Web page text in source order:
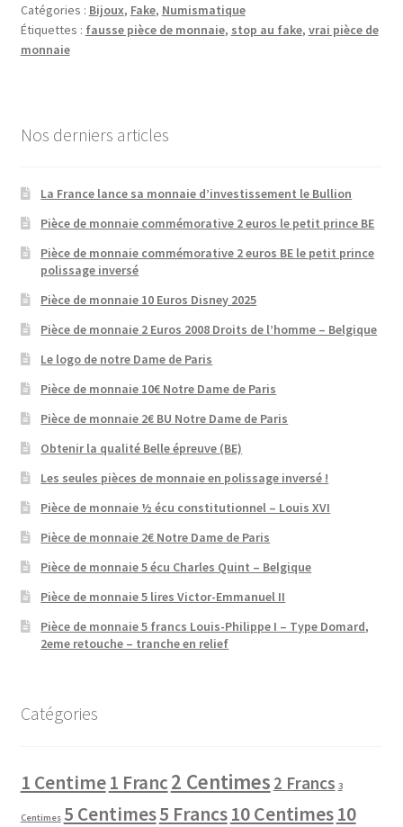
Catégories : Bijoux, Fake, Numismatique
Étiquettes : fausse pièce de monnaie, stop au fake, vrai pièce de
monnaie
Nos derniers articles
La France lance sa monnaie d’investissement le Bullion
Pièce de monnaie commémorative 2 euros le petit prince BE
Pièce de monnaie commémorative 2 euros BE le petit prince
polissage inversé
Pièce de monnaie 10 Euros Disney 2025
Pièce de monnaie 2 Euros 2008 Droits de l’homme – Belgique
Le logo de notre Dame de Paris
Pièce de monnaie 10€ Notre Dame de Paris
Pièce de monnaie 2€ BU Notre Dame de Paris
Obtenir la qualité Belle épreuve (BE)
Les seules pièces de monnaie en polissage inversé !
Pièce de monnaie ½ écu constitutionnel – Louis XVI
Pièce de monnaie 2€ Notre Dame de Paris
Pièce de monnaie 5 écu Charles Quint – Belgique
Pièce de monnaie 5 lires Victor-Emmanuel II
Pièce de monnaie 5 francs Louis-Philippe I – Type Domard,
2eme retouche – tranche en relief
Catégories
1 Centime1 Franc2 Centimes 2 Francs 3
Centimes 5 Centimes5 Francs10 Centimes10